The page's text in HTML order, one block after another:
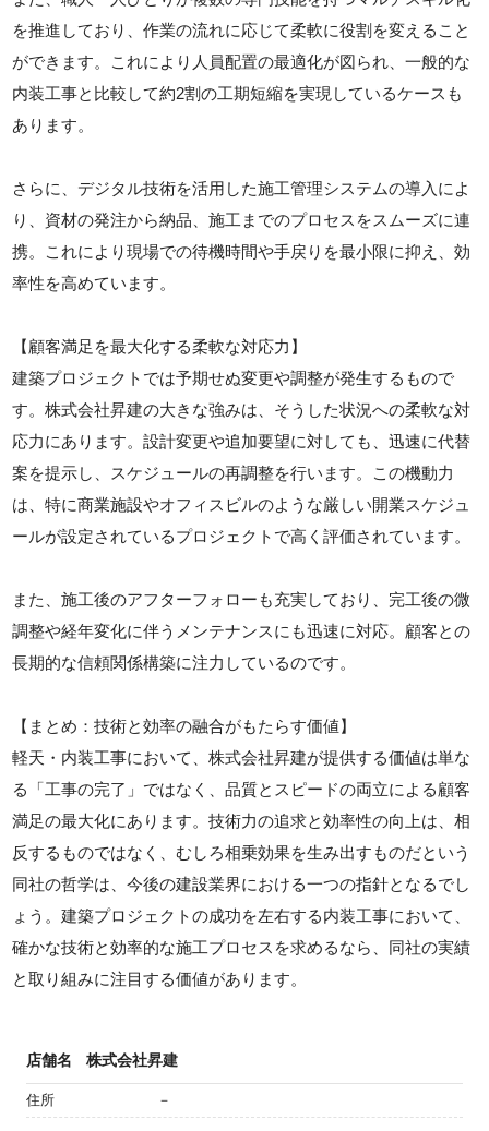
を推進しており、作業の流れに応じて柔軟に役割を変えること
ができます。これにより人員配置の最適化が図られ、一般的な
内装工事と比較して約2割の工期短縮を実現しているケースも
あります。
さらに、デジタル技術を活用した施工管理システムの導入によ
り、資材の発注から納品、施工までのプロセスをスムーズに連
携。これにより現場での待機時間や手戻りを最小限に抑え、効
率性を高めています。
【顧客満足を最大化する柔軟な対応力】
建築プロジェクトでは予期せぬ変更や調整が発生するもので
す。株式会社昇建の大きな強みは、そうした状況への柔軟な対
応力にあります。設計変更や追加要望に対しても、迅速に代替
案を提示し、スケジュールの再調整を行います。この機動力
は、特に商業施設やオフィスビルのような厳しい開業スケジュ
ールが設定されているプロジェクトで高く評価されています。
また、施工後のアフターフォローも充実しており、完工後の微
調整や経年変化に伴うメンテナンスにも迅速に対応。顧客との
長期的な信頼関係構築に注力しているのです。
【まとめ：技術と効率の融合がもたらす価値】
軽天・内装工事において、株式会社昇建が提供する価値は単な
る「工事の完了」ではなく、品質とスピードの両立による顧客
満足の最大化にあります。技術力の追求と効率性の向上は、相
反するものではなく、むしろ相乗効果を生み出すものだという
同社の哲学は、今後の建設業界における一つの指針となるでし
ょう。建築プロジェクトの成功を左右する内装工事において、
確かな技術と効率的な施工プロセスを求めるなら、同社の実績
と取り組みに注目する価値があります。
店舗名 株式会社昇建
住所 －